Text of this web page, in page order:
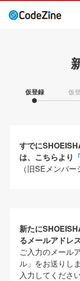
仮登録 仮
すでに
は、こちらより
（旧SEメンバ
新たに
るメールアドレ
ご入力のメール
ル」をお送りし
入力してください